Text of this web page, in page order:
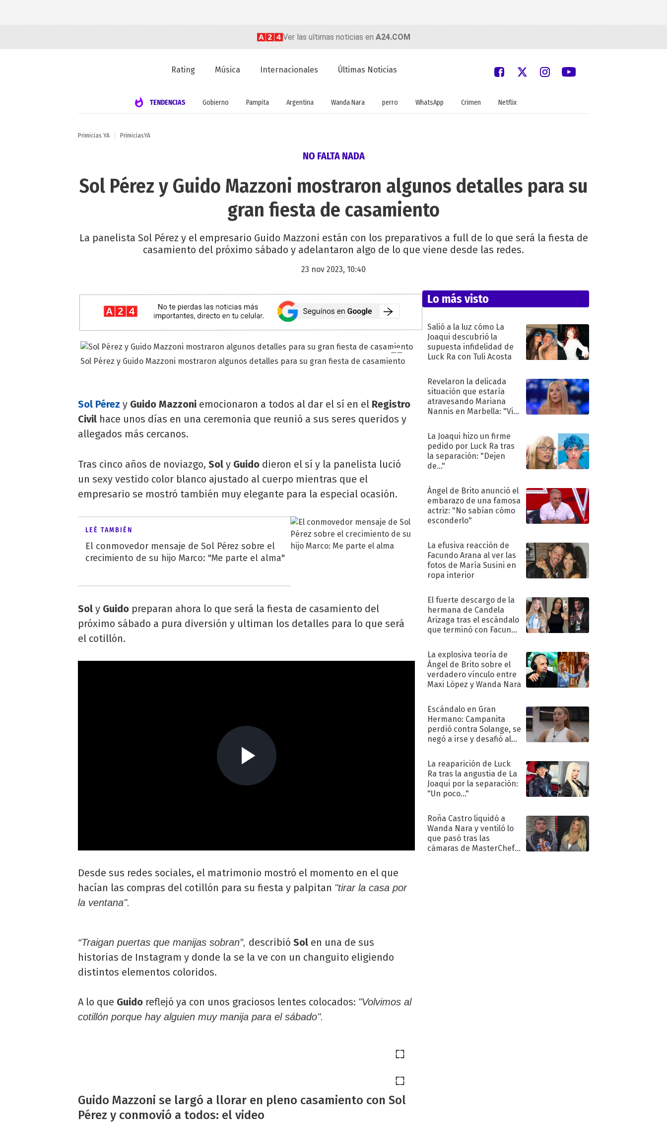
Ver las ultimas noticias en A24.COM
Rating Música Internacionales Últimas Noticias
TENDENCIAS Gobierno Pampita Argentina Wanda Nara perro WhatsApp Crimen Netflix
Primicias YA PrimiciasYA
NO FALTA NADA
Sol Pérez y Guido Mazzoni mostraron algunos detalles para su
gran fiesta de casamiento
La panelista Sol Pérez y el empresario Guido Mazzoni están con los preparativos a full de lo que será la fiesta de
casamiento del próximo sábado y adelantaron algo de lo que viene desde las redes.
23 nov 2023, 10:40
Sol Pérez y Guido Mazzoni mostraron algunos detalles para su gran fiesta de casamiento
Sol Pérez y Guido Mazzoni emocionaron a todos al dar el sí en el Registro
Civil hace unos días en una ceremonia que reunió a sus seres queridos y
allegados más cercanos.
Tras cinco años de noviazgo, Sol y Guido dieron el sí y la panelista lució
un sexy vestido color blanco ajustado al cuerpo mientras que el
empresario se mostró también muy elegante para la especial ocasión.
LEÉ TAMBIÉN
El conmovedor mensaje de Sol Pérez sobre el
crecimiento de su hijo Marco: "Me parte el alma"
Sol y Guido preparan ahora lo que será la fiesta de casamiento del
próximo sábado a pura diversión y ultiman los detalles para lo que será
el cotillón.
Desde sus redes sociales, el matrimonio mostró el momento en el que
hacían las compras del cotillón para su fiesta y palpitan "tirar la casa por
la ventana".
“Traigan puertas que manijas sobran”, describió Sol en una de sus
historias de Instagram y donde la se la ve con un changuito eligiendo
distintos elementos coloridos.
A lo que Guido reflejó ya con unos graciosos lentes colocados: "Volvimos al
cotillón porque hay alguien muy manija para el sábado".
Guido Mazzoni se largó a llorar en pleno casamiento con Sol
Pérez y conmovió a todos: el video
Lo más visto
Salió a la luz cómo La
Joaqui descubrió la
supuesta infidelidad de
Luck Ra con Tuli Acosta
Revelaron la delicada
situación que estaría
atravesando Mariana
Nannis en Marbella: "Vive
La Joaqui hizo un firme
pedido por Luck Ra tras
la separación: "Dejen
de..."
Ángel de Brito anunció el
embarazo de una famosa
actriz: "No sabían cómo
esconderlo"
La efusiva reacción de
Facundo Arana al ver las
fotos de María Susini en
ropa interior
El fuerte descargo de la
hermana de Candela
Arizaga tras el escándalo
que terminó con Facundo
La explosiva teoría de
Ángel de Brito sobre el
verdadero vínculo entre
Maxi López y Wanda Nara
Escándalo en Gran
Hermano: Campanita
perdió contra Solange, se
negó a irse y desafió al
La reaparición de Luck
Ra tras la angustia de La
Joaqui por la separación:
"Un poco..."
Roña Castro liquidó a
Wanda Nara y ventiló lo
que pasó tras las
cámaras de MasterChef